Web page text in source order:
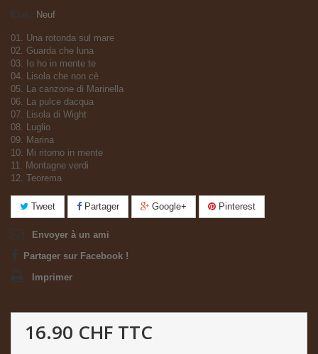
Neuf
01. Una rotonda sul mare
02. Guarda che luna
03. Io ho in mente te
04. Lisola che non cè
05. La canzone di Marinella
06. La pulce dacqua
07. Lisola di Wight
08. Luglio
09. Marina
10. Mi ritorno in mente
11. Montagne verdi
12. Teorema
Tweet Partager Google+ Pinterest
Envoyer à un ami
Partager sur Facebook !
Imprimer
16.90 CHF TTC